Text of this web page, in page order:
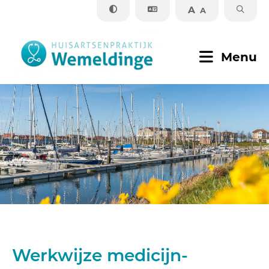
Praktijkinformatie
Zorginformatie
Contact
A A
Menu
Werkwijze medicijn-